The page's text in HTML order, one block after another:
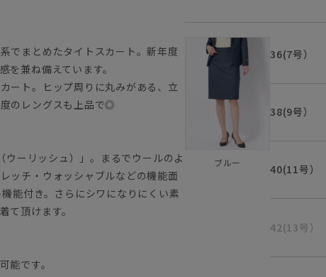
でまとめたタイトスカート。新年度
を兼ね備えています。
ート。ヒップ周りに丸みがある、立
度のレングスも上品で◎
ーリッシュ）」。まるでウールのよ
ッチ・ウォッシャブルなどの機能面
能付き。さらにシワになりにくい素
て頂けます。
能です。
ブルー
36(7号）
38(9号）
40(11号）
42(13号）